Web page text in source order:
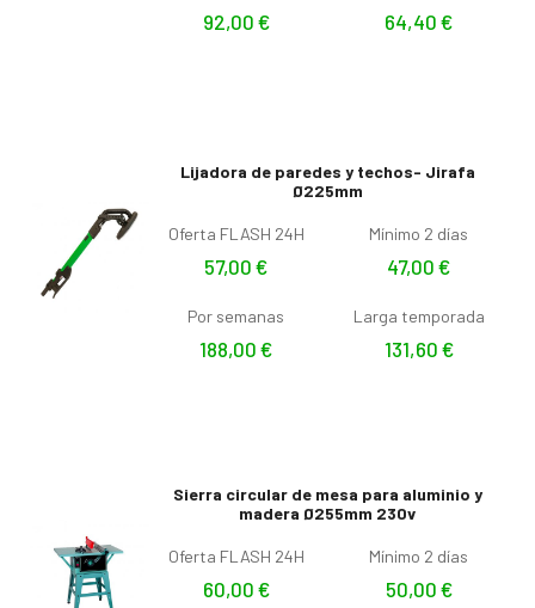
92,00 € 64,40 €
Lijadora de paredes y techos- Jirafa
Ø225mm
Oferta FLASH 24H
57,00 €
Mínimo 2 días
47,00 €
Por semanas
188,00 €
Larga temporada
131,60 €
Sierra circular de mesa para aluminio y
madera Ø255mm 230v
Oferta FLASH 24H
60,00 €
Mínimo 2 días
50,00 €